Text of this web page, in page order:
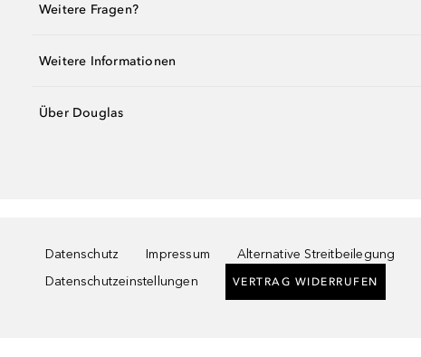
Weitere Fragen?
Weitere Informationen
Über Douglas
Datenschutz Impressum Alternative Streitbeilegung
Datenschutzeinstellungen
VERTRAG WIDERRUFEN